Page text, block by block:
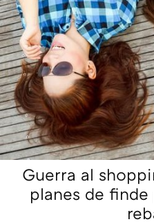
Guerra al
planes de finde